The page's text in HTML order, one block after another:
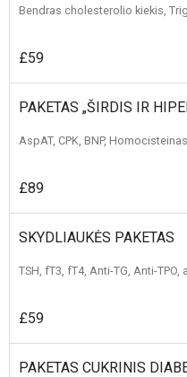
Bendras cholesterolio kiekis,
£59
PAKETAS „ŠIRDIS IR
AspAT, CPK, BNP,
£89
SKYDLIAUKĖS PAKETAS
TSH, fT3, fT4, Anti-TG, Anti-
£59
PAKETAS CUKRINIS